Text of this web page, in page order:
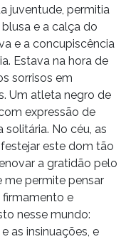
juventude, permitia
e a calça do
e a concupiscência
Estava na hora de
sorrisos em
Um atleta negro de
expressão de
solitária. No céu, as
este dom tão
a gratidão pelo
me permite pensar
firmamento e
nesse mundo:
as insinuações, e